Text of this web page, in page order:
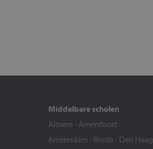
Middelbare scholen
Almere - Amersfoort -
Amsterdam - Breda - Den Haag